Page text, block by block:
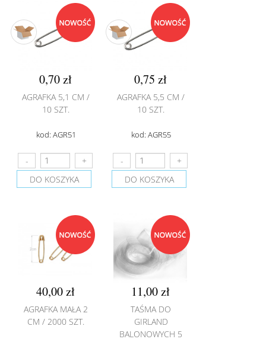
0,70 zł
AGRAFKA 5,1 CM /
10 SZT.
kod: AGR51
DO KOSZYKA
0,75 zł
AGRAFKA 5,5 CM /
10 SZT.
kod: AGR55
DO KOSZYKA
40,00 zł
AGRAFKA MAŁA 2
CM / 2000 SZT.
11,00 zł
TAŚMA DO
GIRLAND
BALONOWYCH 5